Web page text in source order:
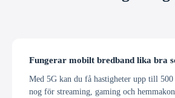
Fungerar mobilt bredband lika bra
Med 5G kan du få hastigheter upp till
nog för streaming, gaming och